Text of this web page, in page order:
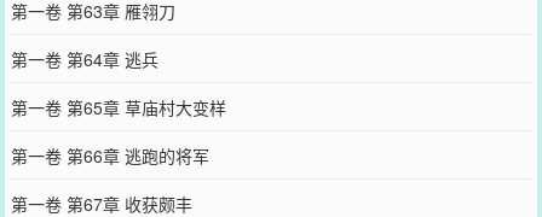
第一卷 第63章 雁翎刀
第一卷 第64章 逃兵
第一卷 第65章 草庙村大变样
第一卷 第66章 逃跑的将军
第一卷 第67章 收获颇丰